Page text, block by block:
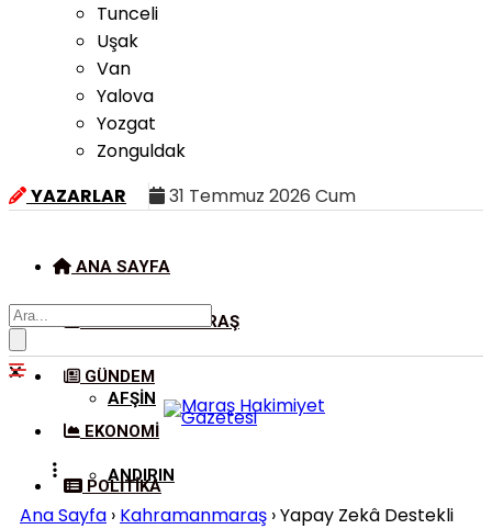
Tunceli
Uşak
Van
Yalova
Yozgat
Zonguldak
YAZARLAR
31 Temmuz 2026 Cum
ANA SAYFA
KAHRAMANMARAŞ
AFŞIN
ANDIRIN
GÜNDEM
EKONOMI
POLITIKA
Ana Sayfa › Kahramanmaraş ›Yapay Zekâ Destekli